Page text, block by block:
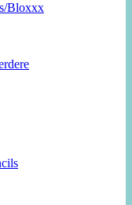
Bloxxx